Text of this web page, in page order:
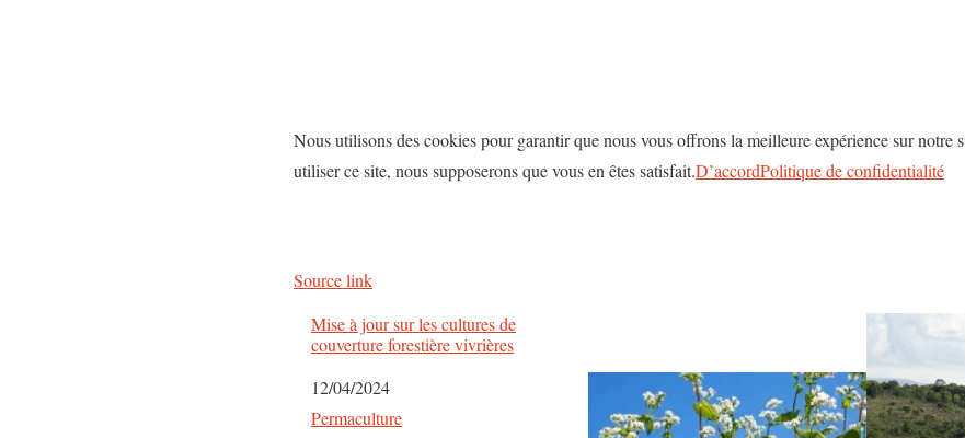
Nous utilisons des cookies pour garantir que nous vous offrons la meilleure expérience sur notre
utiliser ce site, nous supposerons que vous en êtes satisfait.D’accordPolitique de confidentialité
Source link
Mise à jour sur les cultures de
couverture forestière vivrières
Date
12/04/2024
Par rapport à
Permaculture